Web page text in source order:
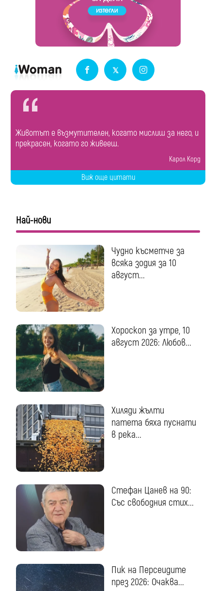
Животът е възмутителен, когато мислиш за него, и
прекрасен, когато го живееш.
Карол Корд
Виж още цитати
Най-нови
Чудно късметче за
всяка зодия за 10
август...
Хороскоп за утре, 10
август 2026: Любов...
Хиляди жълти
патета бяха пуснати
в река...
Стефан Цанев на 90:
Със свободния стих...
Пик на Персеидите
през 2026: Очаква...